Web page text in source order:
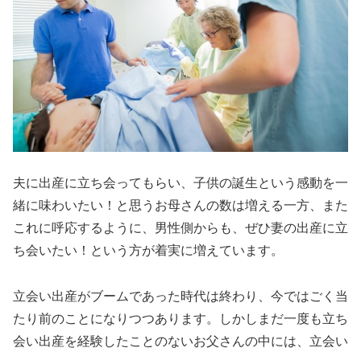
夫に出産に立ち会ってもらい、子供の誕生という感動を一
緒に味わいたい！と思うお母さんの数は増える一方、また
これに呼応するように、男性側からも、ぜひ妻の出産に立
ち会いたい！という方が着実に増えています。
立会い出産がブームであった時代は終わり、今ではごく当
たり前のことになりつつあります。しかしまだ一度も立ち
会い出産を経験したことのないお父さんの中には、立会い